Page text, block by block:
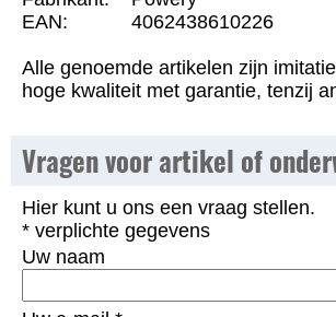
EAN:
4062438610226
Alle genoemde artikelen zijn
hoge kwaliteit met garantie, tenzij
Vragen voor artikel of
Hier kunt u ons een vraag stellen.
* verplichte gegevens
Uw naam